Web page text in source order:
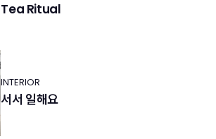
Tea Ritual
INTERIOR
서서 일해요